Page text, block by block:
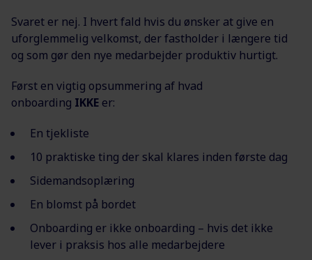
Svaret er nej. I hvert fald hvis du ønsker at give en
uforglemmelig velkomst, der fastholder i længere tid
og som gør den nye medarbejder produktiv hurtigt.
Først en vigtig opsummering af hvad
onboarding IKKE er:
En tjekliste
10 praktiske ting der skal klares inden første dag
Sidemandsoplæring
En blomst på bordet
Onboarding er ikke onboarding – hvis det ikke
lever i praksis hos alle medarbejdere